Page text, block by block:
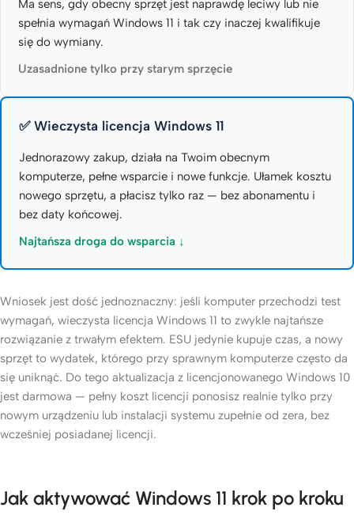
Ma sens, gdy obecny sprzęt jest naprawdę leciwy lub nie
spełnia wymagań Windows 11 i tak czy inaczej kwalifikuje
się do wymiany.
Uzasadnione tylko przy starym sprzęcie
✅ Wieczysta licencja Windows 11
Jednorazowy zakup, działa na Twoim obecnym
komputerze, pełne wsparcie i nowe funkcje. Ułamek kosztu
nowego sprzętu, a płacisz tylko raz — bez abonamentu i
bez daty końcowej.
Najtańsza droga do wsparcia ↓
Wniosek jest dość jednoznaczny: jeśli komputer przechodzi test
wymagań, wieczysta licencja Windows 11 to zwykle najtańsze
rozwiązanie z trwałym efektem. ESU jedynie kupuje czas, a nowy
sprzęt to wydatek, którego przy sprawnym komputerze często da
się uniknąć. Do tego aktualizacja z licencjonowanego Windows 10
jest darmowa — pełny koszt licencji ponosisz realnie tylko przy
nowym urządzeniu lub instalacji systemu zupełnie od zera, bez
wcześniej posiadanej licencji.
Jak aktywować Windows 11 krok po kroku